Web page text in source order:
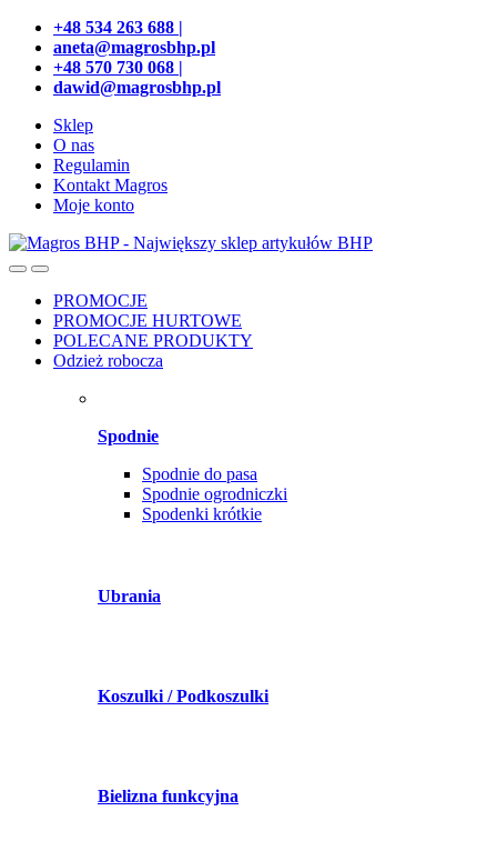
Przejdź
nawigacji
Przeskocz
treści
+48 534 263 688 |
aneta@magrosbhp.pl
+48 570 730 068 |
dawid@magrosbhp.pl
Sklep
O nas
Regulamin
Kontakt Magros
Moje konto
PROMOCJE
PROMOCJE HURTOWE
POLECANE PRODUKTY
Odzież robocza
Spodnie
Spodnie do pasa
Spodnie ogrodniczki
Spodenki krótkie
Ubrania
Koszulki / Podkoszulki
Bielizna funkcyjna